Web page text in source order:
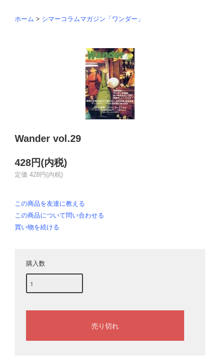
ホーム > シマーコラムマガジン「ワンダー」
Wander vol.29
428円(内税)
定価 428円(内税)
この商品を友達に教える
この商品について問い合わせる
買い物を続ける
購入数